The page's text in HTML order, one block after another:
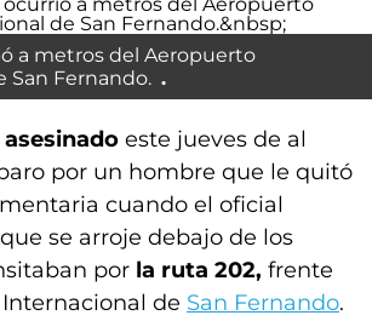
a metros del Aeropuerto
San Fernando.
este jueves de al
por un hombre que le quitó
cuando el oficial
se arroje debajo de los
por la ruta 202, frente
de San Fernando.